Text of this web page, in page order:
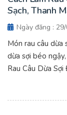
Sạch, Thanh
Ngày đăng :
Món rau câu dừa
dừa sợi béo
Rau Câu Dừa